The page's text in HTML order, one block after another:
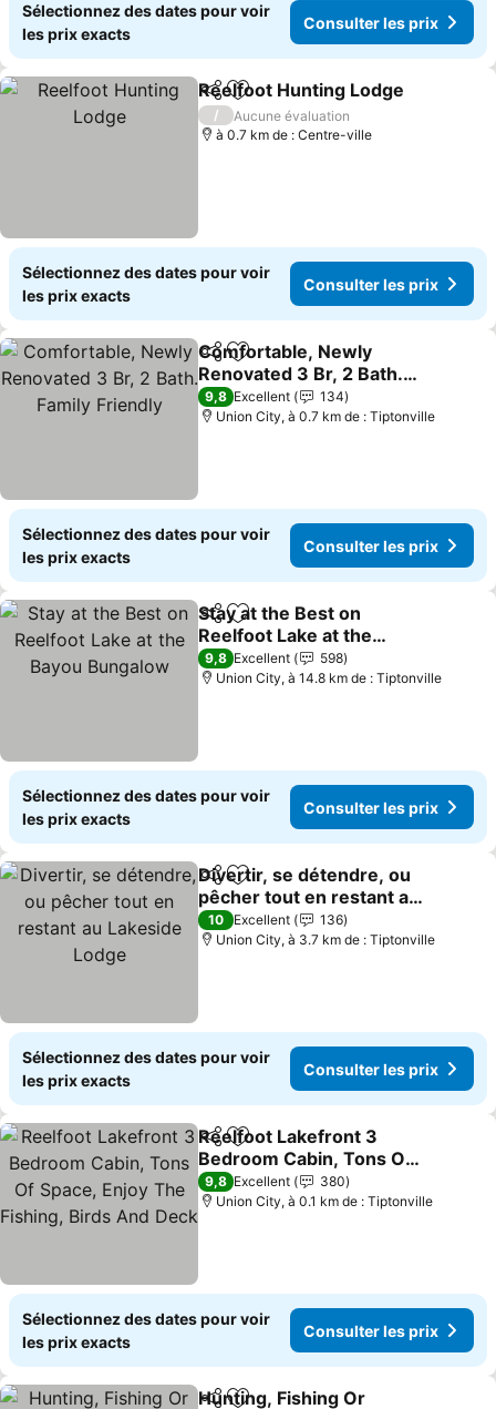
Sélectionnez des dates pour voir
les prix exacts
Consulter les prix
PartagerAjouter à mes favoris
Reelfoot Hunting Lodge
/
Aucune évaluation
à 0.7 km de : Centre-ville
Sélectionnez des dates pour voir
les prix exacts
Consulter les prix
PartagerAjouter à mes favoris
Comfortable, Newly
Renovated 3 Br, 2 Bath.
Family Friendly
9,8 Excellent
134
Union City, à 0.7 km de : Tiptonville
Sélectionnez des dates pour voir
les prix exacts
Consulter les prix
PartagerAjouter à mes favoris
Stay at the Best on
Reelfoot Lake at the
Bayou Bungalow
9,8 Excellent
598
Union City, à 14.8 km de : Tiptonville
Sélectionnez des dates pour voir
les prix exacts
Consulter les prix
PartagerAjouter à mes favoris
Divertir, se détendre, ou
pêcher tout en restant au
Lakeside Lodge
10 Excellent
136
Union City, à 3.7 km de : Tiptonville
Sélectionnez des dates pour voir
les prix exacts
Consulter les prix
PartagerAjouter à mes favoris
Reelfoot Lakefront 3
Bedroom Cabin, Tons Of
Space, Enjoy The Fishing,
Birds And Deck
9,8 Excellent
380
Union City, à 0.1 km de : Tiptonville
Sélectionnez des dates pour voir
les prix exacts
Consulter les prix
Hunting, Fishing Or